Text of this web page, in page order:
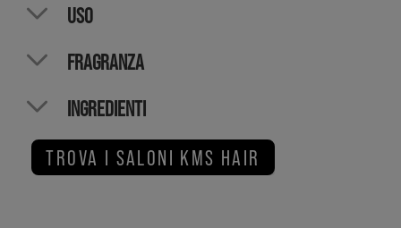
USO​
FRAGRANZA​
INGREDIENTI​
TROVA I SALONI KMS HAIR